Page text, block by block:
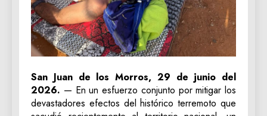
San Juan de los Morros, 29 de junio del
2026. — En un esfuerzo conjunto por mitigar los
devastadores efectos del histórico terremoto que